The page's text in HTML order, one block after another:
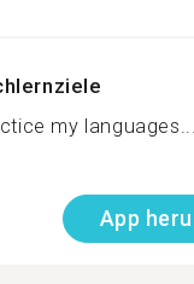
my languages...
App